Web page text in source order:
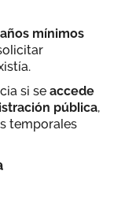
mínimos
si se accede
pública,
temporales